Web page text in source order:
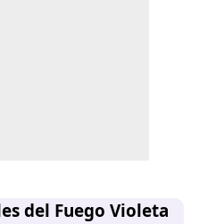
del Fuego Violeta